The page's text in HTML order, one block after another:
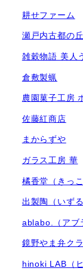
耕せファーム
瀬戸内古都の
雑穀物語 美人
倉敷製蝋
農園菓子工房
佐藤紅商店
まからずや
ガラス工房 華
橘香堂（きっこ
出製陶（いず
ablabo.（アブ
鏡野やま弁ク
hinoki LAB（